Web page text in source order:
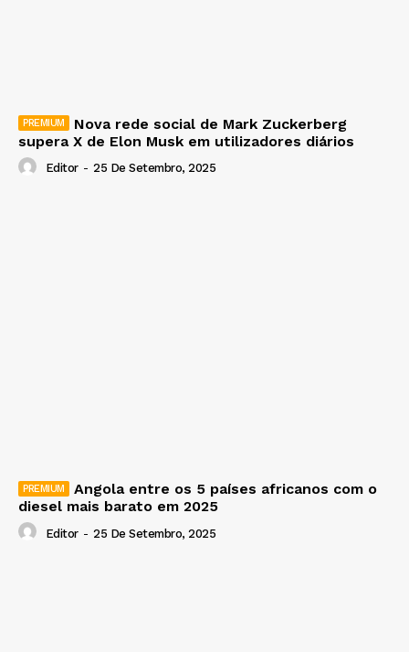
Nova rede social de Mark Zuckerberg
supera X de Elon Musk em utilizadores diários
Editor - 25 De Setembro, 2025
Angola entre os 5 países africanos com o
diesel mais barato em 2025
Editor - 25 De Setembro, 2025